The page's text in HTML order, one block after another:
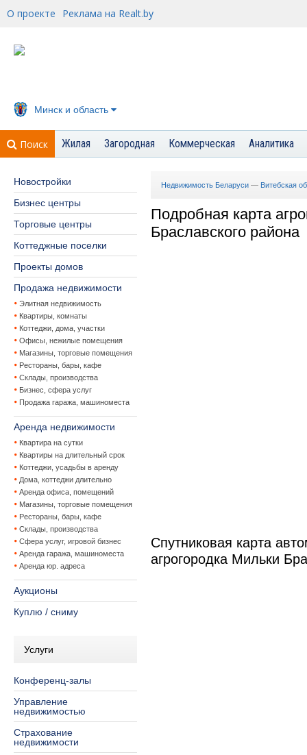
О проекте Реклама на Realt.by
Минск и область
Поиск Жилая Загородная Коммерческая Аналитика
Новостройки
Бизнес центры
Торговые центры
Коттеджные поселки
Проекты домов
Продажа недвижимости
Элитная недвижимость
Квартиры, комнаты
Коттеджи, дома, участки
Офисы, нежилые помещения
Магазины, торговые помещения
Рестораны, бары, кафе
Склады, производства
Бизнес, сфера услуг
Продажа гаража, машиноместа
Аренда недвижимости
Квартира на сутки
Квартиры на длительный срок
Коттеджи, усадьбы в аренду
Дома, коттеджи длительно
Аренда офиса, помещений
Магазины, торговые помещения
Рестораны, бары, кафе
Склады, производства
Сфера услуг, игровой бизнес
Аренда гаража, машиноместа
Аренда юр. адреса
Аукционы
Куплю / сниму
Услуги
Конференц-залы
Управление
недвижимостью
Страхование
недвижимости
Недвижимость Беларуси — Витебская
Подробная карта
Браславского района
Спутниковая карта
агрогородка Мильки